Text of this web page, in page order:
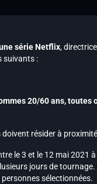
série Netflix,
suivants :
20/60 ans, toutes
doivent résider à
le 3 et le 12 mai 2021
jours de tournage.
sélectionnées.